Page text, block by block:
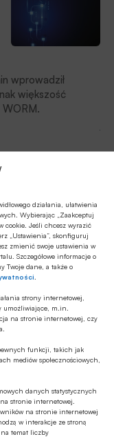
działania, ułatwienia
Wybierając „Zaakceptuj
cookie. Jeśli chcesz wyrazić
„Ustawienia”, skonfiguruj
zmienić swoje ustawienia w
Szczegółowe informacje o
Twoje dane, a także o
strony internetowej,
umożliwiające, m.in.
na stronie internetowej, czy
funkcji, takich jak
mediów społecznościowych,
danych statystycznych
stronie internetowej.
na stronie internetowej
w interakcje ze stroną
temat liczby
wprowadził
większość
WORM.
zarządu Krajowej
Brzeg-
informacji,
czy płyt CD,
BIK
coraz lepiej